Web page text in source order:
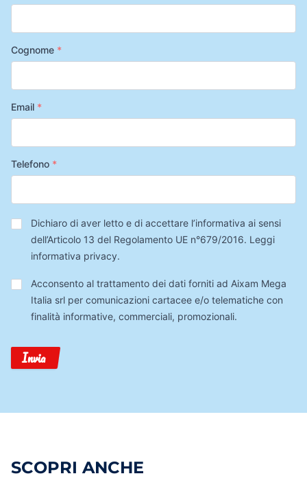
Cognome *
Email *
Telefono *
Privacy*
Dichiaro di aver letto e di accettare l’informativa ai sensi
dell’Articolo 13 del Regolamento UE n°679/2016. Leggi
informativa privacy.
Trattamento
Dati
Acconsento al trattamento dei dati forniti ad Aixam Mega
Italia srl per comunicazioni cartacee e/o telematiche con
finalità informative, commerciali, promozionali.
Invia
SCOPRI ANCHE